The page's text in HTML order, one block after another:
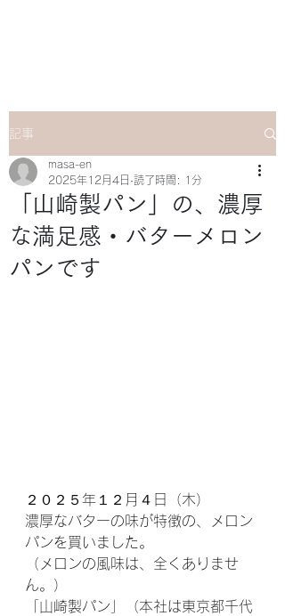
記事
「山崎製パン」の、濃厚
な満足感・バターメロン
パンです
masa-en
2025年12月4日 読了時間: 1分
２０２５年１２月４日（木）
濃厚なバターの味が特徴の、メロン
パンを買いました。
（メロンの風味は、全くありませ
ん。）
「山崎製パン」（本社は東京都千代